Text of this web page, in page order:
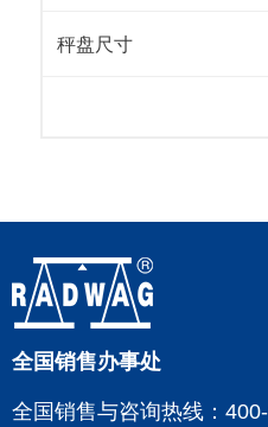
秤盘尺寸
全国销售办事处
全国销售与咨询热线：